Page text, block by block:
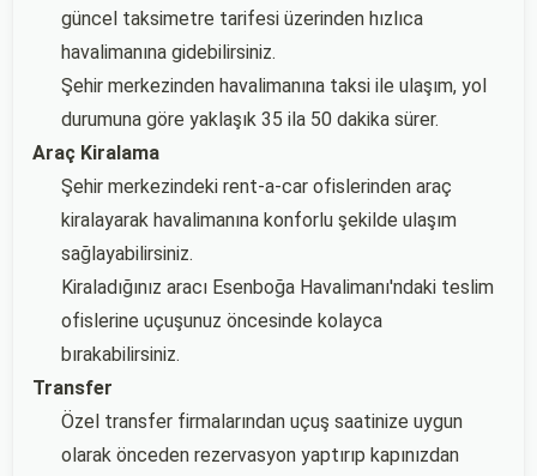
güncel taksimetre tarifesi üzerinden hızlıca
havalimanına gidebilirsiniz.
Şehir merkezinden havalimanına taksi ile ulaşım, yol
durumuna göre yaklaşık 35 ila 50 dakika sürer.
Araç Kiralama
Şehir merkezindeki rent-a-car ofislerinden araç
kiralayarak havalimanına konforlu şekilde ulaşım
sağlayabilirsiniz.
Kiraladığınız aracı Esenboğa Havalimanı'ndaki teslim
ofislerine uçuşunuz öncesinde kolayca
bırakabilirsiniz.
Transfer
Özel transfer firmalarından uçuş saatinize uygun
olarak önceden rezervasyon yaptırıp kapınızdan